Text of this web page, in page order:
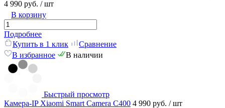
4 990 руб. / шт
В корзину
Подробнее
Купить в 1 клик
Сравнение
В избранное
В наличии
Быстрый просмотр
Камера-IP Xiaomi Smart Camera C400 4 990 руб. / шт